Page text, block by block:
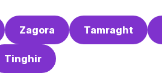
Zagora Tamraght
Tinghir